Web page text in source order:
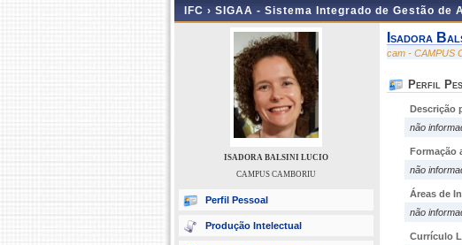
IFC › SIGAA - Sistema Integrado de Gestão de
ISADORA BALSINI LUCIO
CAMPUS CAMBORIU
Perfil Pessoal
Produção Intelectual
Isadora
cam - CAMPUS
Perfil
Descrição
não
Formação
não
Áreas de
não
Currículo